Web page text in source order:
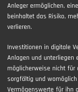
Anleger ermöglichen,
beinhaltet das Risiko,
verlieren.
Investitionen in digitale
Anlagen und unterliegen
möglicherweise nicht für
sorgfältig und
Vermögenswerte für ihn